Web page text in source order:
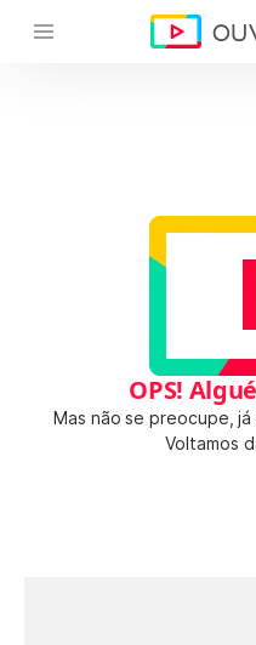
OPS!
Mas não se preocupe,
Voltamos